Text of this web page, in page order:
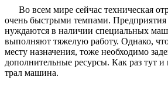
Во всем мире сейчас техническая
очень быстрыми темпами. Предприятия
нуждаются в наличии специальных
выполняют тяжелую работу. Однако,
месту назначения, тоже необходимо
дополнительные ресурсы. Как раз тут
трал машина.